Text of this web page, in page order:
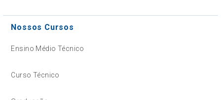
Nossos Cursos
Ensino Médio Técnico
Curso Técnico